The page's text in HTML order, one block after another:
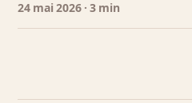
24 mai 2026 · 3 min